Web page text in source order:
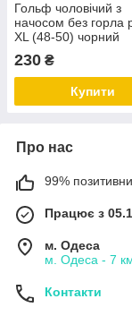
Гольф чоловічий з
начосом без горла
XL (48-50) чорний
230 ₴
Купити
Про нас
99%
Працює з
м. Одеса
м. Одеса - 7
Контакти